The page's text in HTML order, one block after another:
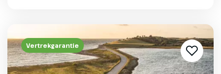
Vertrekgarantie